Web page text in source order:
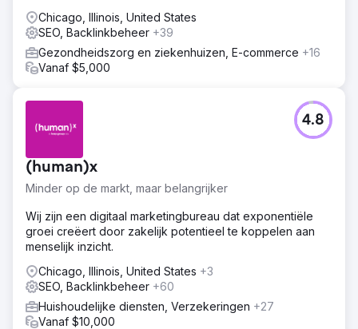
Chicago, Illinois, United States
SEO, Backlinkbeheer +39
Gezondheidszorg en ziekenhuizen, E-commerce +16
Vanaf $5,000
(human)x
Minder op de markt, maar belangrijker
4.8
Wij zijn een digitaal marketingbureau dat exponentiële
groei creëert door zakelijk potentieel te koppelen aan
menselijk inzicht.
Chicago, Illinois, United States +3
SEO, Backlinkbeheer +60
Huishoudelijke diensten, Verzekeringen +27
Vanaf $10,000